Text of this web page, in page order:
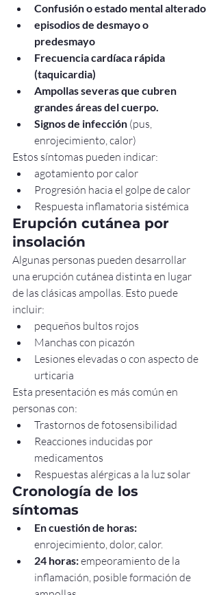
Confusión o estado mental alterado
episodios de desmayo o
predesmayo
Frecuencia cardíaca rápida
(taquicardia)
Ampollas severas que cubren
grandes áreas del cuerpo.
Signos de infección (pus,
enrojecimiento, calor)
Estos síntomas pueden indicar:
agotamiento por calor
Progresión hacia el golpe de calor
Respuesta inflamatoria sistémica
Erupción cutánea por
insolación
Algunas personas pueden desarrollar
una erupción cutánea distinta en lugar
de las clásicas ampollas. Esto puede
incluir:
pequeños bultos rojos
Manchas con picazón
Lesiones elevadas o con aspecto de
urticaria
Esta presentación es más común en
personas con:
Trastornos de fotosensibilidad
Reacciones inducidas por
medicamentos
Respuestas alérgicas a la luz solar
Cronología de los
síntomas
En cuestión de horas:
enrojecimiento, dolor, calor.
24 horas: empeoramiento de la
inflamación, posible formación de